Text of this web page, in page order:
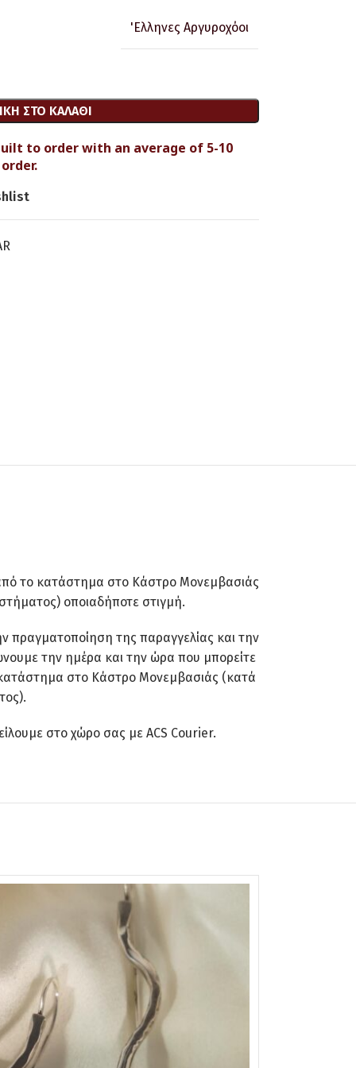
'Ελληνες Αργυροχόοι
ΣΤΟ ΚΑΛΆΘΙ
to order with an average of 5-10
το κατάστημα στο Κάστρο Μονεμβασιάς
οποιαδήποτε στιγμή.
πραγματοποίηση της παραγγελίας και την
την ημέρα και την ώρα που μπορείτε
στο Κάστρο Μονεμβασιάς (κατά
στο χώρο σας με ACS Courier.